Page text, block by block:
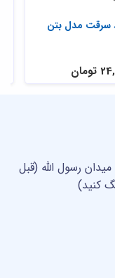
مدل بتن
رسول الله (قبل
کنید)